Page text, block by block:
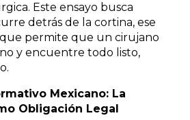
Este ensayo busca
detrás de la cortina, ese
permite que un cirujano
y encuentre todo listo,
Mexicano: La
Obligación Legal